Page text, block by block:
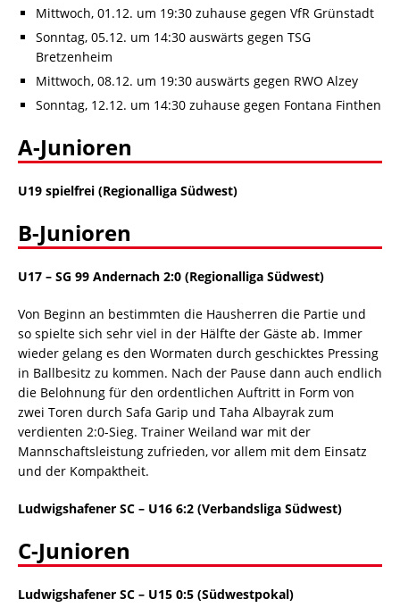
Mittwoch, 01.12. um 19:30 zuhause gegen VfR Grünstadt
Sonntag, 05.12. um 14:30 auswärts gegen TSG
Bretzenheim
Mittwoch, 08.12. um 19:30 auswärts gegen RWO Alzey
Sonntag, 12.12. um 14:30 zuhause gegen Fontana Finthen
A-Junioren
U19 spielfrei (Regionalliga Südwest)
B-Junioren
U17 – SG 99 Andernach 2:0 (Regionalliga Südwest)
Von Beginn an bestimmten die Hausherren die Partie und
so spielte sich sehr viel in der Hälfte der Gäste ab. Immer
wieder gelang es den Wormaten durch geschicktes Pressing
in Ballbesitz zu kommen. Nach der Pause dann auch endlich
die Belohnung für den ordentlichen Auftritt in Form von
zwei Toren durch Safa Garip und Taha Albayrak zum
verdienten 2:0-Sieg. Trainer Weiland war mit der
Mannschaftsleistung zufrieden, vor allem mit dem Einsatz
und der Kompaktheit.
Ludwigshafener SC – U16 6:2 (Verbandsliga Südwest)
C-Junioren
Ludwigshafener SC – U15 0:5 (Südwestpokal)